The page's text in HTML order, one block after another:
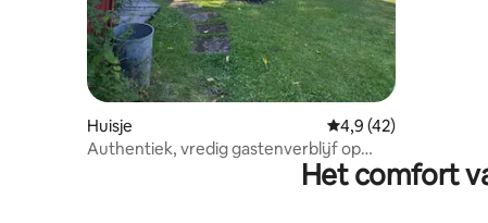
Huisje Gemiddelde
4,9 (42)
Authentiek, vredig gastenverblijf op
Het comfort